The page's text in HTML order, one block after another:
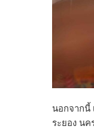
นอกจากนี้
ระยอง น